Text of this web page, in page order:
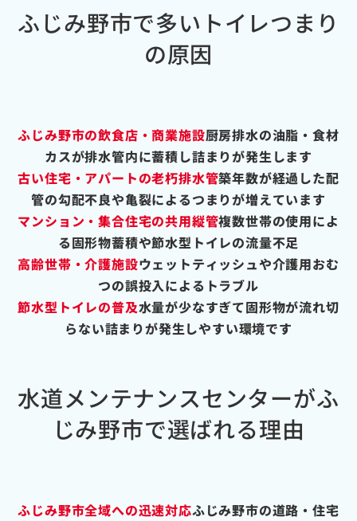
ふじみ野市で多いトイレつまり
の原因
ふじみ野市の飲食店・商業施設厨房排水の油脂・食材
カスが排水管内に蓄積し詰まりが発生します
古い住宅・アパートの老朽排水管築年数が経過した配
管の勾配不良や亀裂によるつまりが増えています
マンション・集合住宅の共用縦管複数世帯の使用によ
る固形物蓄積や節水型トイレの流量不足
高齢世帯・介護施設ウェットティッシュや介護用おむ
つの誤投入によるトラブル
節水型トイレの普及水量が少なすぎて固形物が流れ切
らない詰まりが発生しやすい環境です
水道メンテナンスセンターがふ
じみ野市で選ばれる理由
ふじみ野市全域への迅速対応ふじみ野市の道路・住宅